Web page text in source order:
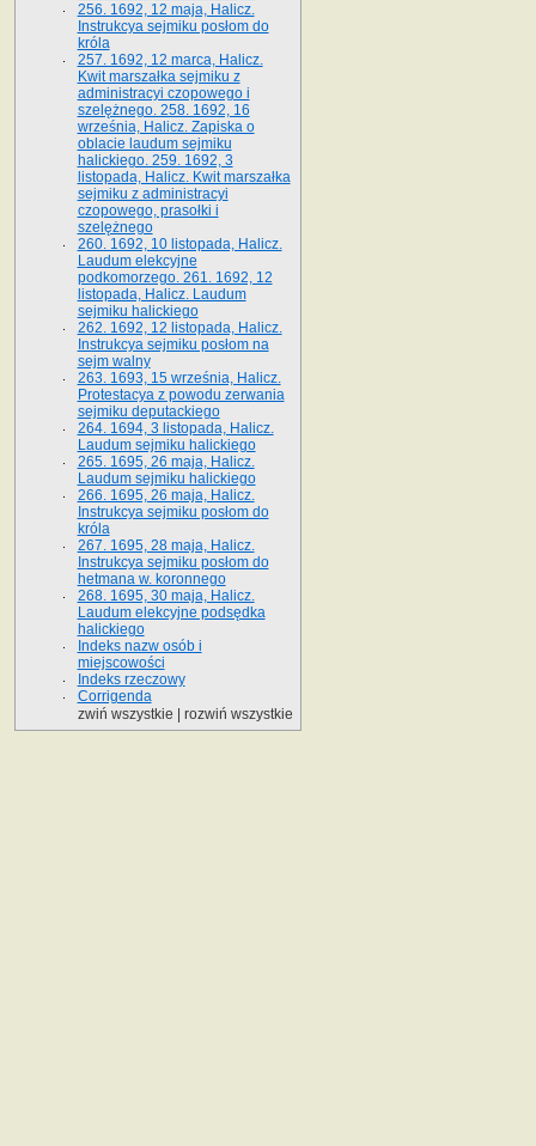
256. 1692, 12 maja, Halicz.
Instrukcya sejmiku posłom do
króla
257. 1692, 12 marca, Halicz.
Kwit marszałka sejmiku z
administracyi czopowego i
szelężnego. 258. 1692, 16
września, Halicz. Zapiska o
oblacie laudum sejmiku
halickiego. 259. 1692, 3
listopada, Halicz. Kwit marszałka
sejmiku z administracyi
czopowego, prasołki i
szelężnego
260. 1692, 10 listopada, Halicz.
Laudum elekcyjne
podkomorzego. 261. 1692, 12
listopada, Halicz. Laudum
sejmiku halickiego
262. 1692, 12 listopada, Halicz.
Instrukcya sejmiku posłom na
sejm walny
263. 1693, 15 września, Halicz.
Protestacya z powodu zerwania
sejmiku deputackiego
264. 1694, 3 listopada, Halicz.
Laudum sejmiku halickiego
265. 1695, 26 maja, Halicz.
Laudum sejmiku halickiego
266. 1695, 26 maja, Halicz.
Instrukcya sejmiku posłom do
króla
267. 1695, 28 maja, Halicz.
Instrukcya sejmiku posłom do
hetmana w. koronnego
268. 1695, 30 maja, Halicz.
Laudum elekcyjne podsędka
halickiego
Indeks nazw osób i
miejscowości
Indeks rzeczowy
Corrigenda
zwiń wszystkie
rozwiń wszystkie